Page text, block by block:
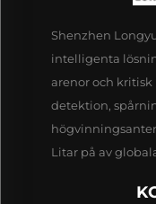
Shenzhen
intelligenta
arenor och kritisk
detektion,
Litar på av